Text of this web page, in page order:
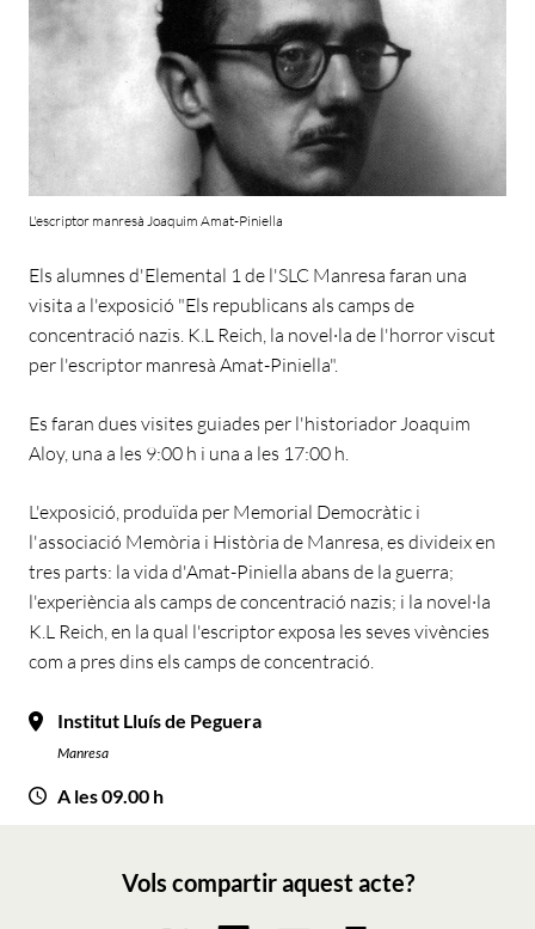
L'escriptor manresà Joaquim Amat-Piniella
Els alumnes d'Elemental 1 de l'SLC Manresa faran una
visita a l'exposició "Els republicans als camps de
concentració nazis. K.L Reich, la novel·la de l'horror viscut
per l'escriptor manresà Amat-Piniella".
Es faran dues visites guiades per l'historiador Joaquim
Aloy, una a les 9:00 h i una a les 17:00 h.
L'exposició, produïda per Memorial Democràtic i
l'associació Memòria i Història de Manresa, es divideix en
tres parts: la vida d'Amat-Piniella abans de la guerra;
l'experiència als camps de concentració nazis; i la novel·la
K.L Reich, en la qual l'escriptor exposa les seves vivències
com a pres dins els camps de concentració.
Institut Lluís de Peguera
Manresa
A les 09.00 h
Vols compartir aquest acte?